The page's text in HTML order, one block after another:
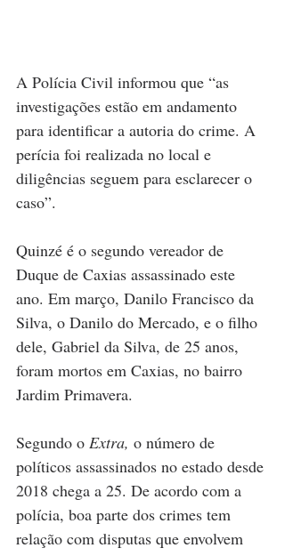
A Polícia Civil informou que “as
investigações estão em andamento
para identificar a autoria do crime. A
perícia foi realizada no local e
diligências seguem para esclarecer o
caso”.
Quinzé é o segundo vereador de
Duque de Caxias assassinado este
ano. Em março, Danilo Francisco da
Silva, o Danilo do Mercado, e o filho
dele, Gabriel da Silva, de 25 anos,
foram mortos em Caxias, no bairro
Jardim Primavera.
Segundo o Extra, o número de
políticos assassinados no estado desde
2018 chega a 25. De acordo com a
polícia, boa parte dos crimes tem
relação com disputas que envolvem